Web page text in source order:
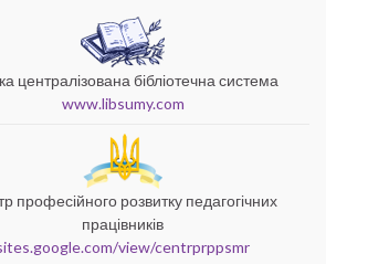
централізована бібліотечна система
www.libsumy.com
професійного розвитку педагогічних
працівників
view/centrprppsmr